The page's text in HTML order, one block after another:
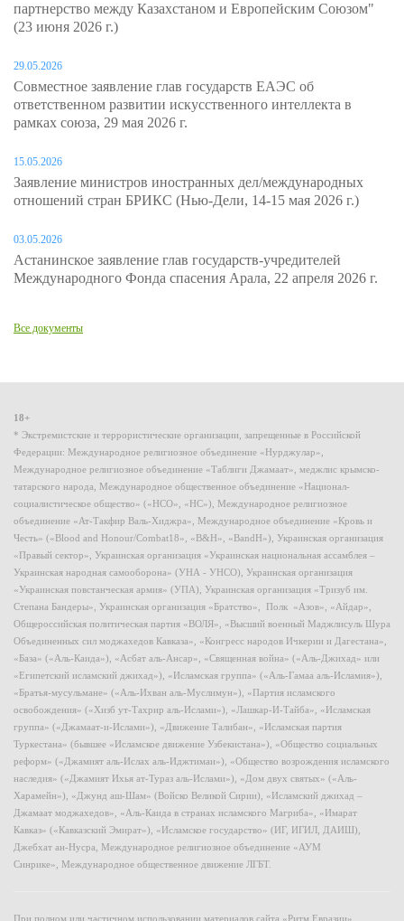
партнерство между Казахстаном и Европейским Союзом"
(23 июня 2026 г.)
29.05.2026
Совместное заявление глав государств ЕАЭС об
ответственном развитии искусственного интеллекта в
рамках союза, 29 мая 2026 г.
15.05.2026
Заявление министров иностранных дел/международных
отношений стран БРИКС (Нью-Дели, 14-15 мая 2026 г.)
03.05.2026
Астанинское заявление глав государств-учредителей
Международного Фонда спасения Арала, 22 апреля 2026 г.
Все документы
18+
* Экстремистские и террористические организации, запрещенные в Российской
Федерации: Международное религиозное объединение «Нурджулар»,
Международное религиозное объединение «Таблиги Джамаат», меджлис крымско-
татарского народа, Международное общественное объединение «Национал-
социалистическое общество» («НСО», «НС»), Международное религиозное
объединение «Ат-Такфир Валь-Хиджра», Международное объединение «Кровь и
Честь» («Blood and Honour/Combat18», «B&H», «BandH»), Украинская организация
«Правый сектор», Украинская организация «Украинская национальная ассамблея –
Украинская народная самооборона» (УНА - УНСО), Украинская организация
«Украинская повстанческая армия» (УПА), Украинская организация «Тризуб им.
Степана Бандеры», Украинская организация «Братство», Полк «Азов», «Айдар»,
Общероссийская политическая партия «ВОЛЯ», «Высший военный Маджлисуль Шура
Объединенных сил моджахедов Кавказа», «Конгресс народов Ичкерии и Дагестана»,
«База» («Аль-Каида»), «Асбат аль-Ансар», «Священная война» («Аль-Джихад» или
«Египетский исламский джихад»), «Исламская группа» («Аль-Гамаа аль-Исламия»),
«Братья-мусульмане» («Аль-Ихван аль-Муслимун»), «Партия исламского
освобождения» («Хизб ут-Тахрир аль-Ислами»), «Лашкар-И-Тайба», «Исламская
группа» («Джамаат-и-Ислами»), «Движение Талибан», «Исламская партия
Туркестана» (бывшее «Исламское движение Узбекистана»), «Общество социальных
реформ» («Джамият аль-Ислах аль-Иджтимаи»), «Общество возрождения исламского
наследия» («Джамият Ихья ат-Тураз аль-Ислами»), «Дом двух святых» («Аль-
Харамейн»), «Джунд аш-Шам» (Войско Великой Сирии), «Исламский джихад –
Джамаат моджахедов», «Аль-Каида в странах исламского Магриба», «Имарат
Кавказ» («Кавказский Эмират»), «Исламское государство» (ИГ, ИГИЛ, ДАИШ),
Джебхат ан-Нусра, Международное религиозное объединение «АУМ
Синрике», Международное общественное движение ЛГБТ.
При полном или частичном использовании материалов сайта «Ритм Евразии»